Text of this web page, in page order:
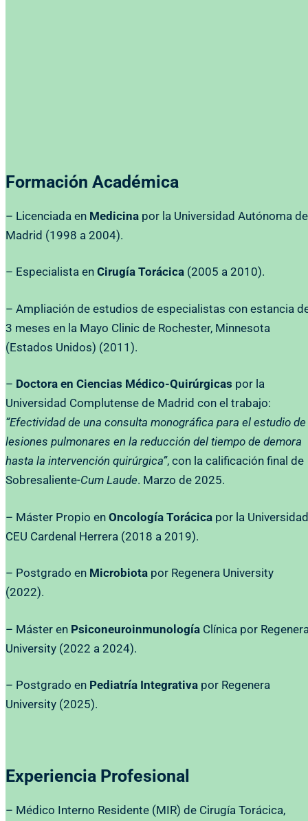
Formación Académica
– Licenciada en Medicina por la Universidad Autónoma de
Madrid (1998 a 2004).
– Especialista en Cirugía Torácica (2005 a 2010).
– Ampliación de estudios de especialistas con estancia
3 meses en la Mayo Clinic de Rochester, Minnesota
(Estados Unidos) (2011).
– Doctora en Ciencias Médico-Quirúrgicas por la
Universidad Complutense de Madrid con el trabajo:
“Efectividad de una consulta monográfica para el estudio de
lesiones pulmonares en la reducción del tiempo de demora
hasta la intervención quirúrgica”, con la calificación final de
Sobresaliente-Cum Laude. Marzo de 2025.
– Máster Propio en Oncología Torácica por la Universidad
CEU Cardenal Herrera (2018 a 2019).
– Postgrado en Microbiota por Regenera University
(2022).
– Máster en Psiconeuroinmunología Clínica por
University (2022 a 2024).
– Postgrado en Pediatría Integrativa por Regenera
University (2025).
Experiencia Profesional
– Médico Interno Residente (MIR) de Cirugía Torácica,